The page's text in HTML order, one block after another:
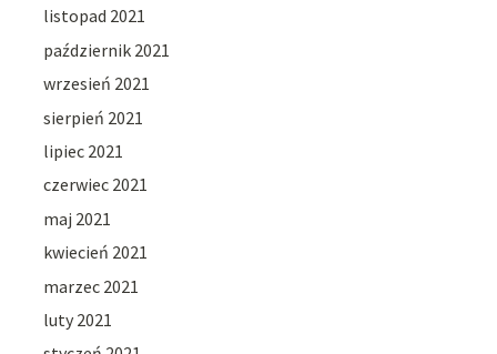
listopad 2021
październik 2021
wrzesień 2021
sierpień 2021
lipiec 2021
czerwiec 2021
maj 2021
kwiecień 2021
marzec 2021
luty 2021